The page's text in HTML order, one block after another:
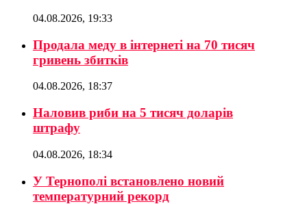
04.08.2026, 19:33
Продала меду в інтернеті на 70 тисяч
гривень збитків
04.08.2026, 18:37
Наловив риби на 5 тисяч доларів
штрафу
04.08.2026, 18:34
У Тернополі встановлено новий
температурний рекорд